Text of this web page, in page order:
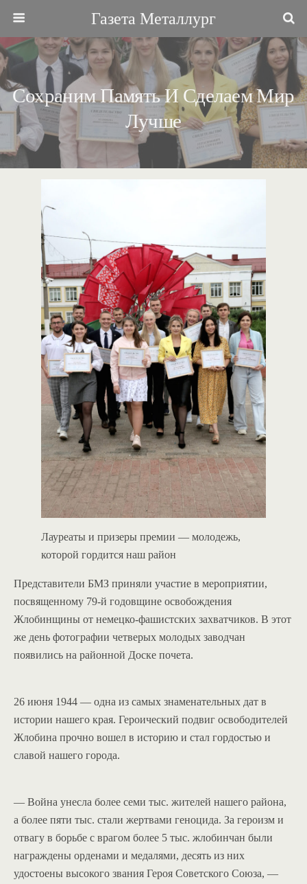
Газета Металлург
Сохраним Память И Сделаем Мир
Лучше
Лауреаты и призеры премии — молодежь,
которой гордится наш район
Представители БМЗ приняли участие в мероприятии,
посвященному 79-й годовщине освобождения
Жлобинщины от немецко-фашистских захватчиков. В этот
же день фотографии четверых молодых заводчан
появились на районной Доске почета.
26 июня 1944 — одна из самых знаменательных дат в
истории нашего края. Героический подвиг освободителей
Жлобина прочно вошел в историю и стал гордостью и
славой нашего города.
— Война унесла более семи тыс. жителей нашего района,
а более пяти тыс. стали жертвами геноцида. За героизм и
отвагу в борьбе с врагом более 5 тыс. жлобинчан были
награждены орденами и медалями, десять из них
удостоены высокого звания Героя Советского Союза, —